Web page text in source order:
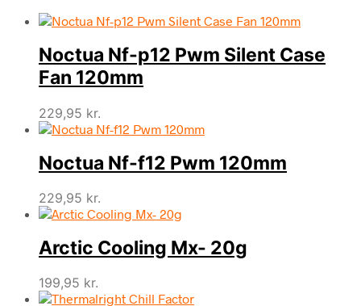
Noctua Nf-p12 Pwm Silent Case
Fan 120mm
229,95 kr.
Noctua Nf-f12 Pwm 120mm
229,95 kr.
Arctic Cooling Mx- 20g
199,95 kr.